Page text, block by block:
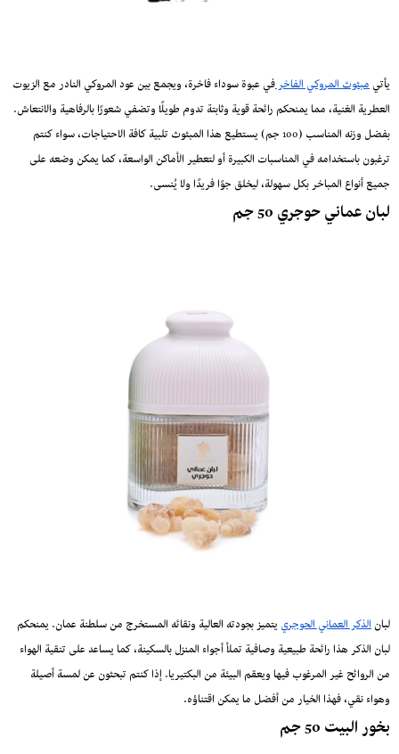
يأتيمبثوث المروكي الفاخرفي عبوة سوداء فاخرة، ويجمع بين عود المروكي النادر مع الزيوت
العطرية الغنية، مما يمنحكم رائحة قوية وثابتة تدوم طويلًا وتضفي شعورًا بالرفاهية والانتعاش.
بفضل وزنه المناسب (100 جم) يستطيع هذا المبثوث تلبية كافة الاحتياجات، سواء كنتم
ترغبون باستخدامه في المناسبات الكبيرة أو لتعطير الأماكن الواسعة، كما يمكن وضعه على
جميع أنواع المباخر بكل سهولة، ليخلق جوًا فريدًا ولا يُنسى.
لبان عماني حوجري 50 جم
لبانالذكر العماني الحوجرييتميز بجودته العالية ونقائه المستخرج من سلطنة عمان. يمنحكم
لبان الذكر هذا رائحة طبيعية وصافية تملأ أجواء المنزل بالسكينة، كما يساعد على تنقية الهواء
من الروائح غير المرغوب فيها ويعقم البيئة من البكتيريا. إذا كنتم تبحثون عن لمسة أصيلة
وهواء نقي، فهذا الخيار من أفضل ما يمكن اقتناؤه.
بخور البيت 50 جم